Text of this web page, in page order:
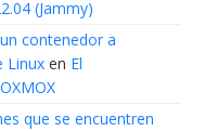
(Jammy)
contenedor a
Linuxen El
que se encuentren